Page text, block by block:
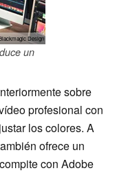
Design
un
sobre
profesional con
los colores. A
ofrece un
con Adobe